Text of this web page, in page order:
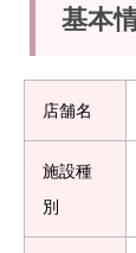
基本
店舗名
施設種
別